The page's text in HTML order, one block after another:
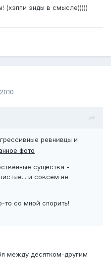
(хэппи энды в смысле)))))
ревнивцы и
существа -
и совсем не
то со мной спорить!
между десятком-другим